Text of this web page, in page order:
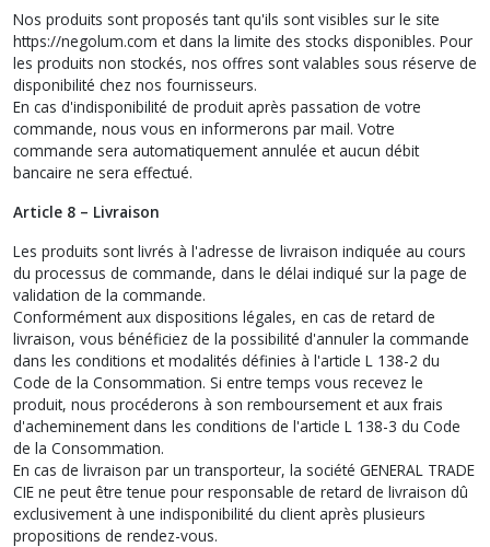
Nos produits sont proposés tant qu'ils sont visibles sur le site
https://negolum.com et dans la limite des stocks disponibles. Pour
les produits non stockés, nos offres sont valables sous réserve de
disponibilité chez nos fournisseurs.
En cas d'indisponibilité de produit après passation de votre
commande, nous vous en informerons par mail. Votre
commande sera automatiquement annulée et aucun débit
bancaire ne sera effectué.
Article 8 – Livraison
Les produits sont livrés à l'adresse de livraison indiquée au cours
du processus de commande, dans le délai indiqué sur la page de
validation de la commande.
Conformément aux dispositions légales, en cas de retard de
livraison, vous bénéficiez de la possibilité d'annuler la commande
dans les conditions et modalités définies à l'article L 138-2 du
Code de la Consommation. Si entre temps vous recevez le
produit, nous procéderons à son remboursement et aux frais
d'acheminement dans les conditions de l'article L 138-3 du Code
de la Consommation.
En cas de livraison par un transporteur, la société GENERAL TRADE
CIE ne peut être tenue pour responsable de retard de livraison dû
exclusivement à une indisponibilité du client après plusieurs
propositions de rendez-vous.